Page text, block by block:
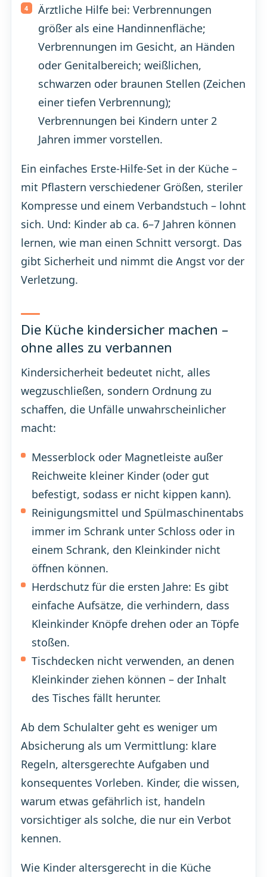
Ärztliche Hilfe bei: Verbrennungen
größer als eine Handinnenfläche;
Verbrennungen im Gesicht, an Händen
oder Genitalbereich; weißlichen,
schwarzen oder braunen Stellen (Zeichen
einer tiefen Verbrennung);
Verbrennungen bei Kindern unter 2
Jahren immer vorstellen.
Ein einfaches Erste-Hilfe-Set in der Küche –
mit Pflastern verschiedener Größen, steriler
Kompresse und einem Verbandstuch – lohnt
sich. Und: Kinder ab ca. 6–7 Jahren können
lernen, wie man einen Schnitt versorgt. Das
gibt Sicherheit und nimmt die Angst vor der
Verletzung.
Die Küche kindersicher machen –
ohne alles zu verbannen
Kindersicherheit bedeutet nicht, alles
wegzuschließen, sondern Ordnung zu
schaffen, die Unfälle unwahrscheinlicher
macht:
Messerblock oder Magnetleiste außer
Reichweite kleiner Kinder (oder gut
befestigt, sodass er nicht kippen kann).
Reinigungsmittel und Spülmaschinentabs
immer im Schrank unter Schloss oder in
einem Schrank, den Kleinkinder nicht
öffnen können.
Herdschutz für die ersten Jahre: Es gibt
einfache Aufsätze, die verhindern, dass
Kleinkinder Knöpfe drehen oder an Töpfe
stoßen.
Tischdecken nicht verwenden, an denen
Kleinkinder ziehen können – der Inhalt
des Tisches fällt herunter.
Ab dem Schulalter geht es weniger um
Absicherung als um Vermittlung: klare
Regeln, altersgerechte Aufgaben und
konsequentes Vorleben. Kinder, die wissen,
warum etwas gefährlich ist, handeln
vorsichtiger als solche, die nur ein Verbot
kennen.
Wie Kinder altersgerecht in die Küche